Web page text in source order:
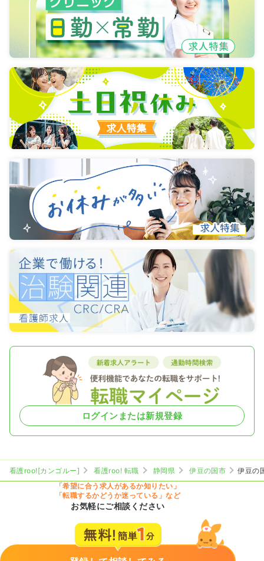
ログインまたは新規登録
看護roo![カンゴルー] 看護roo! 転職 静岡県 伊豆の国市
伊豆の
「希望に合う求人があるか知りたい」
「転職するかどうか迷っている」など
お気軽にご相談ください